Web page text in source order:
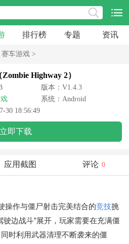
排行榜 专题 资讯
赛车游戏 >
Highway 2）
版本：V1.4.3
系统：Android
30 18:56:49
立即下载
应用截图 评论 0
操作与僵尸射击完美结合的竞技挑
驶边战斗”展开，玩家需要在充满僵
时利用武器清理不断袭来的僵